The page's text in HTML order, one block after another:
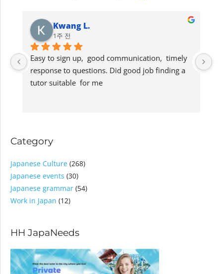
Kwang L.
1주 전
Easy to sign up,  good communication,  timely
response to questions. Did good job finding a
tutor suitable  for me
Category
Japanese Culture (268)
Japanese events (30)
Japanese grammar (54)
Work in Japan (12)
HH JapaNeeds